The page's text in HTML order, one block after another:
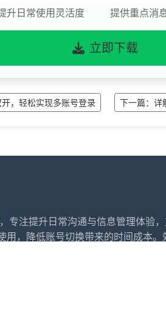
升日常使用灵活度
提供重点消
立即下载
，轻松实现多账号登录 下一篇：详
专注提升日常沟通与信息管理体验
用，降低账号切换带来的时间成本。